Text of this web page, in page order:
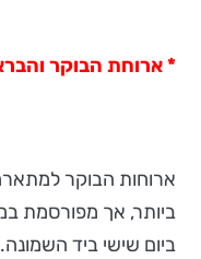
* ארוחת הבוקר
ארוחות הבוקר
ביותר, אך מפורסמת
ביום שישי ביד